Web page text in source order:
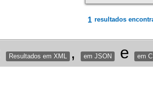
1 resultados
Resultados em XML , em JSON e em